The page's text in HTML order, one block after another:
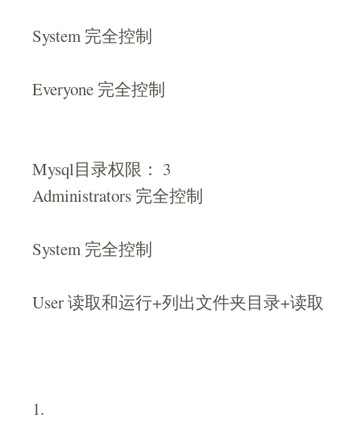
System 完全控制
Everyone 完全控制
Mysql目录权限： 3
Administrators 完全控制
System 完全控制
User 读取和运行+列出文件夹目录+读取
1.